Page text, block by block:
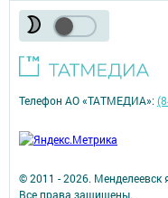
© 2011 - 2026. Менделеевск
Все права защищены.
Телефон АО «ТАТМЕДИА»: